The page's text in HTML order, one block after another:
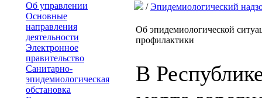
Об управлении
Основные
направления
деятельности
Электронное
правительство
Санитарно-
эпидемиологическая
обстановка
/Эпидемиологический
Об эпидемиологической
профилактики
В